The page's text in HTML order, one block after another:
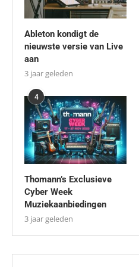
Ableton kondigt de
nieuwste versie van Live
aan
3 jaar geleden
4
Thomann’s Exclusieve
Cyber Week
Muziekaanbiedingen
3 jaar geleden